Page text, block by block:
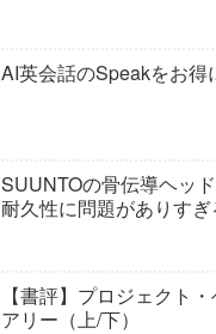
AI英会話のSpeakをお得
SUUNTOの骨伝導ヘッ
耐久性に問題がありすぎ
【書評】プロジェクト
アリー（上/下）